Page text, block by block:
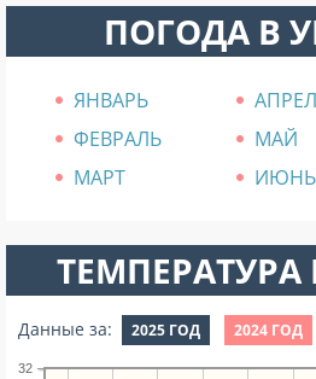
ПОГОДА В
ЯНВАРЬ
ФЕВРАЛЬ
МАЙ
МАРТ
ИЮНЬ
ТЕМПЕРАТУРА
Данные за: 2025 ГОД 2024 ГОД
32